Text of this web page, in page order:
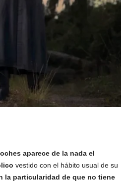
aparece de la nada el
vestido con el hábito usual de su
la particularidad de que no tiene